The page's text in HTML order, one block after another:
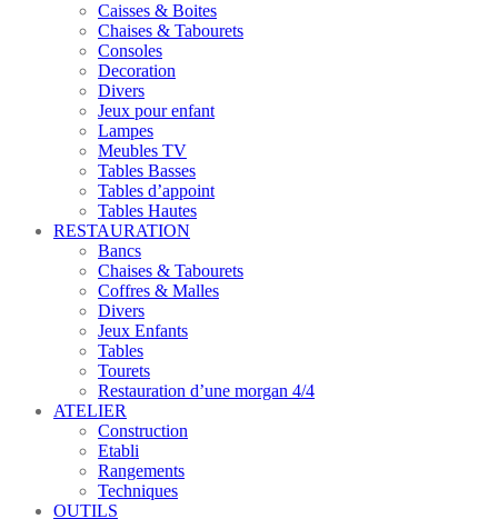
Caisses & Boites
Chaises & Tabourets
Consoles
Decoration
Divers
Jeux pour enfant
Lampes
Meubles TV
Tables Basses
Tables d’appoint
Tables Hautes
RESTAURATION
Bancs
Chaises & Tabourets
Coffres & Malles
Divers
Jeux Enfants
Tables
Tourets
Restauration d’une morgan 4/4
ATELIER
Construction
Etabli
Rangements
Techniques
OUTILS